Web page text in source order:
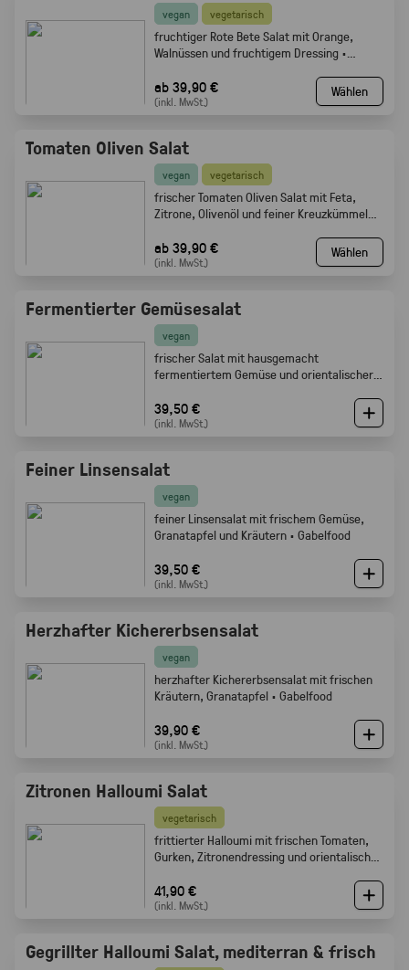
vegan vegetarisch
fruchtiger Rote Bete Salat mit Orange,
Walnüssen und fruchtigem Dressing ·
ab 39,90 €
(inkl. MwSt.)
Wählen
Tomaten Oliven Salat
vegan vegetarisch
frischer Tomaten Oliven Salat mit Feta,
Zitrone, Olivenöl und feiner Kreuzkümmel
ab 39,90 €
(inkl. MwSt.)
Wählen
Fermentierter Gemüsesalat
vegan
frischer Salat mit hausgemacht
fermentiertem Gemüse und orientalischer
39,50 €
(inkl. MwSt.)
Feiner Linsensalat
vegan
feiner Linsensalat mit frischem Gemüse,
Granatapfel und Kräutern · Gabelfood
39,50 €
(inkl. MwSt.)
Herzhafter Kichererbsensalat
vegan
herzhafter Kichererbsensalat mit frischen
Kräutern, Granatapfel · Gabelfood
39,90 €
(inkl. MwSt.)
Zitronen Halloumi Salat
vegetarisch
frittierter Halloumi mit frischen Tomaten,
Gurken, Zitronendressing und orientalischen
41,90 €
(inkl. MwSt.)
Gegrillter Halloumi Salat, mediterran & frisch